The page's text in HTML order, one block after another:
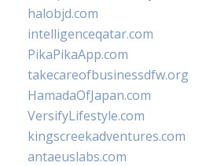
halobjd.com
intelligenceqatar.com
PikaPikaApp.com
takecareofbusinessdfw.org
HamadaOfJapan.com
VersifyLifestyle.com
kingscreekadventures.com
antaeuslabs.com